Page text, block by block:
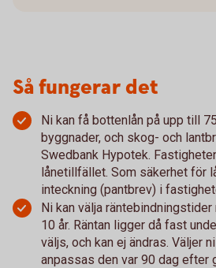
Så fungerar det
Ni kan få bottenlån på upp till
byggnader, och skog- och
Swedbank Hypotek.
lånetillfället. Som säkerhet för
inteckning (pantbrev) i
Ni kan välja
10 år. Räntan ligger då fast
väljs, och kan ej ändras. Väljer
anpassas den var 90 dag efter